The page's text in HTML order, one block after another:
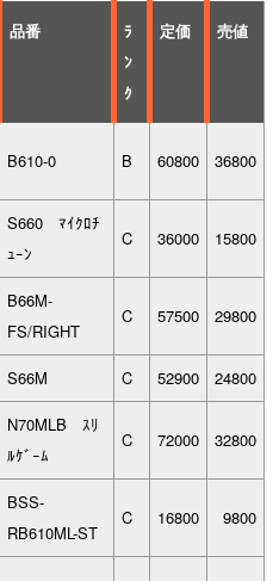
品番
ﾗ
ﾝ
ｸ
定価 売値
B610-0 B 60800 36800
S660 ﾏｲｸﾛﾁ
ｭｰﾝ
C 36000 15800
B66M-
FS/RIGHT
C 57500 29800
S66M C 52900 24800
N70MLB ｽﾘ
ﾙｹﾞｰﾑ
C 72000 32800
BSS-
RB610ML-ST
C 16800 9800